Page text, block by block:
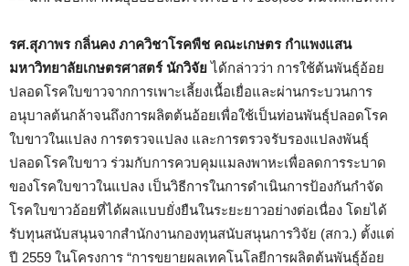
รศ.สุภาพร กลิ่นคง ภาควิชาโรคพืช คณะเกษตร กำแพงแสน
มหาวิทยาลัยเกษตรศาสตร์ นักวิจัยได้กล่าวว่า การใช้ต้นพันธุ์อ้อย
ปลอดโรคใบขาวจากการเพาะเลี้ยงเนื้อเยื่อและผ่านกระบวนการ
อนุบาลต้นกล้าจนถึงการผลิตต้นอ้อยเพื่อใช้เป็นท่อนพันธุ์ปลอดโรค
ใบขาวในแปลง การตรวจแปลง และการตรวจรับรองแปลงพันธุ์
ปลอดโรคใบขาว ร่วมกับการควบคุมแมลงพาหะเพื่อลดการระบาด
ของโรคใบขาวในแปลง เป็นวิธีการในการดำเนินการป้องกันกำจัด
โรคใบขาวอ้อยที่ได้ผลแบบยั่งยืนในระยะยาวอย่างต่อเนื่อง โดยได้
รับทุนสนับสนุนจากสำนักงานกองทุนสนับสนุนการวิจัย (สกว.) ตั้งแต่
ปี 2559 ในโครงการ “การขยายผลเทคโนโลยีการผลิตต้นพันธุ์อ้อย